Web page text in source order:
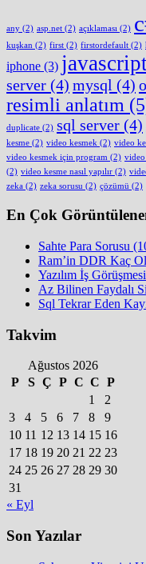
any (2) asp.net (2) açıklaması (2)
kuşkan (2) first (2) firstordefault (2)
iphone (3)
server (4) mysql (4)
resimli anlatım
duplicate (2) sql server (4)
kesme (2) video kesmek (2) video
video kesmek için program (2)
(2) video kesme nasıl yapılır (2)
zeka (2) zeka sorusu (2) çözümü (2)
En Çok
Sahte Para Sorusu
Ram’in DDR Kaç
Yazılım İş
Az Bilinen Faydalı
Sql Tekrar Eden
Takvim
Ağustos 2026
P
S Ç P C C P
1
2
3
4 5 6 7 8
9
10 11 12 13 14 15 16
17 18 19 20 21 22 23
24 25 26 27 28 29 30
31
« Eyl
Son Yazılar